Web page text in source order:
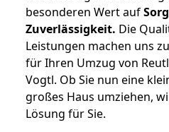
besonderen Wert auf
Zuverlässigkeit. Die
Leistungen machen uns
für Ihren Umzug von
Vogtl. Ob Sie nun eine
großes Haus umziehen,
Lösung für Sie.